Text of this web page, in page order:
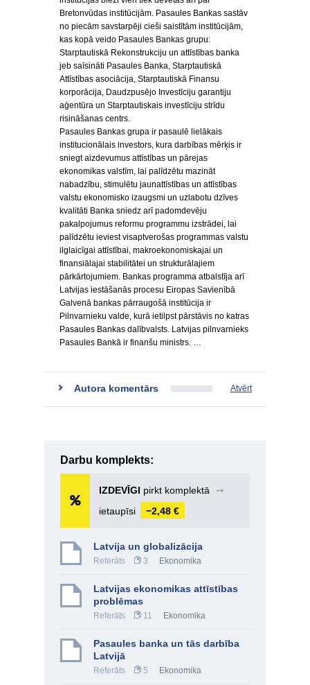
Bretonvūdas institūcijām. Pasaules Bankas sastāv
no piecām savstarpēji cieši saistītām institūcijām,
kas kopā veido Pasaules Bankas grupu:
Starptautiskā Rekonstrukciju un attīstības banka
jeb saīsināti Pasaules Banka, Starptautiskā
Attīstības asociācija, Starptautiskā Finansu
korporācija, Daudzpusējo Investīciju garantiju
aģentūra un Starptautiskais investīciju strīdu
risināšanas centrs.
Pasaules Bankas grupa ir pasaulē lielākais
institucionālais investors, kura darbības mērķis ir
sniegt aizdevumus attīstības un pārejas
ekonomikas valstīm, lai palīdzētu mazināt
nabadzību, stimulētu jaunattīstības un attīstības
valstu ekonomisko izaugsmi un uzlabotu dzīves
kvalitāti Banka sniedz arī padomdevēju
pakalpojumus reformu programmu izstrādei, lai
palīdzētu ieviest visaptverošas programmas valstu
ilglaicīgai attīstībai, makroekonomiskajai un
finansiālajai stabilitātei un strukturālajiem
pārkārtojumiem. Bankas programma atbalstīja arī
Latvijas iestāšanās procesu Eiropas Savienībā
Galvenā bankas pārraugošā institūcija ir
Pilnvarnieku valde, kurā ietilpst pārstāvis no katras
Pasaules Bankas dalībvalsts. Latvijas pilnvarnieks
Pasaules Bankā ir finanšu ministrs. …
Autora komentārs Atvērt
Darbu komplekts:
IZDEVĪGI pirkt komplektā
➞
ietaupīsi
−2,48 €
Latvija un globalizācija
Referāts 3 Ekonomika
Latvijas ekonomikas attīstības
problēmas
Referāts 11 Ekonomika
Pasaules banka un tās darbība
Latvijā
Referāts 5 Ekonomika